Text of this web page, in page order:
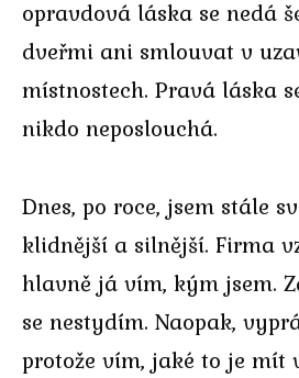
opravdová láska se nedá
dveřmi ani smlouvat v
místnostech. Pravá láska
nikdo neposlouchá.
Dnes, po roce, jsem stále
klidnější a silnější. Firma
hlavně já vím, kým jsem.
se nestydím. Naopak,
protože vím, jaké to je mít